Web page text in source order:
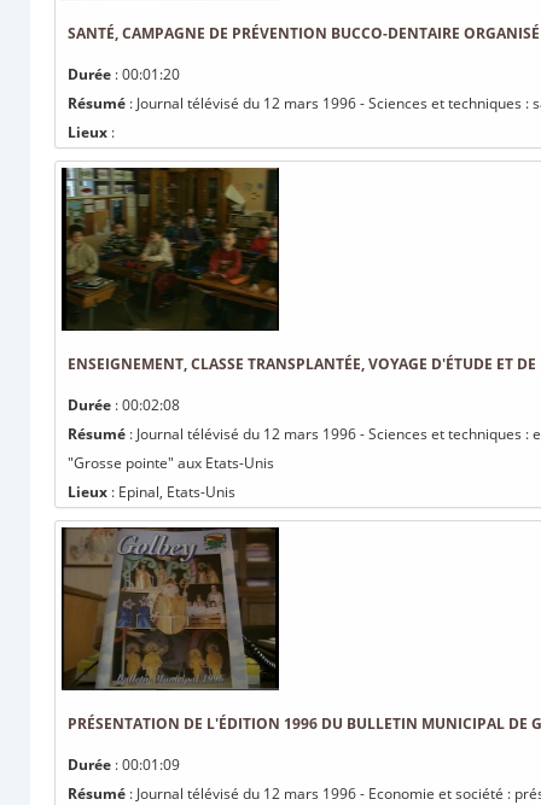
SANTÉ, CAMPAGNE DE PRÉVENTION BUCCO-DENTAIRE
Durée : 00:01:20
Résumé : Journal télévisé du 12 mars 1996 - Sciences et techniques
Lieux :
ENSEIGNEMENT, CLASSE TRANSPLANTÉE, VOYAGE D'ÉTUDE ET
Durée : 00:02:08
Résumé : Journal télévisé du 12 mars 1996 - Sciences et techniques
"Grosse pointe" aux Etats-Unis
Lieux : Epinal, Etats-Unis
PRÉSENTATION DE L'ÉDITION 1996 DU BULLETIN MUNICIPAL DE
Durée : 00:01:09
Résumé : Journal télévisé du 12 mars 1996 - Economie et société :